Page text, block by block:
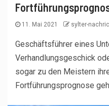
11. Mai 2021 sylter-
Geschäftsführer eines
Verhandlungsgeschick
sogar zu den Meistern
Fortführungsprognose